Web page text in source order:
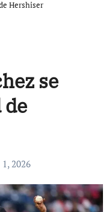
Hershiser
se
1, 2026